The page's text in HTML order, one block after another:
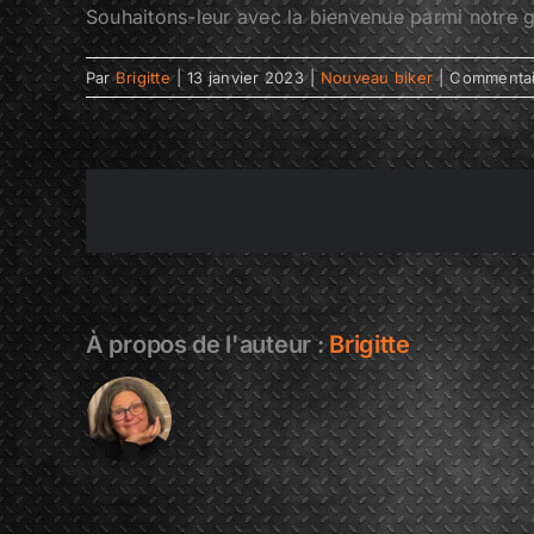
Souhaitons-leur avec la bienvenue parmi notre
ParBrigitte | 13 janvier 2023 | Nouveau biker |
À propos de l'auteur :Brigitte